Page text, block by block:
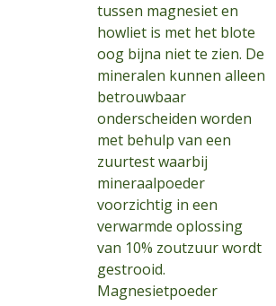
tussen magnesiet en
howliet is met het blote
oog bijna niet te zien. De
mineralen kunnen alleen
betrouwbaar
onderscheiden worden
met behulp van een
zuurtest waarbij
mineraalpoeder
voorzichtig in een
verwarmde oplossing
van 10% zoutzuur wordt
gestrooid.
Magnesietpoeder